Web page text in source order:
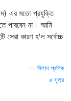
এর মতো প্রযুক্তি
পারবেন না। আমি
সেরা কারণ হ'ল সর্বোচ্চ
মিলান প্রপিক
সূত্র